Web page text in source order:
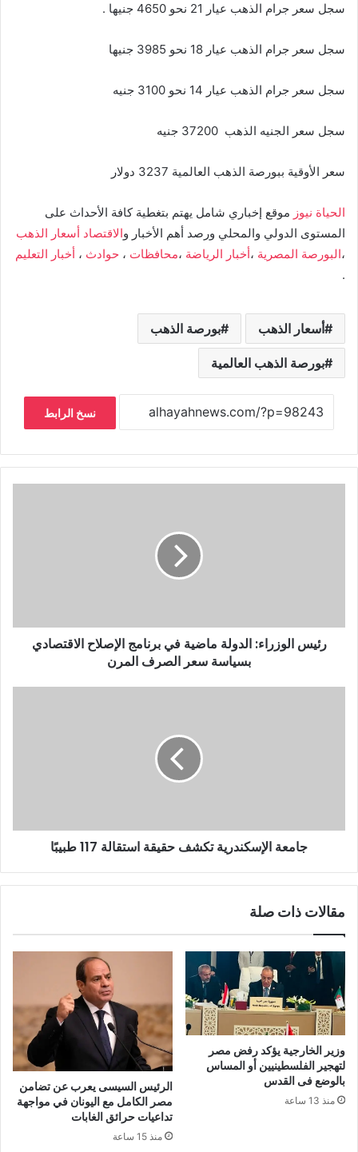
سجل سعر جرام الذهب عيار 21 نحو 4650 جنيها .
سجل سعر جرام الذهب عيار 18 نحو 3985 جنيها
سجل سعر جرام الذهب عيار 14 نحو 3100 جنيه
سجل سعر الجنيه الذهب 37200 جنيه
سعر الأوقية ببورصة الذهب العالمية 3237 دولار
الحياة نيوز موقع إخباري شامل يهتم بتغطية كافة الأحداث على
المستوى الدولي والمحلي ورصد أهم الأخبار والاقتصاد أسعار الذهب
،البورصة المصرية ،أخبار الرياضة ،محافظات ، حوادث ، أخبار التعليم
.
أسعار الذهب بورصة الذهب
بورصة الذهب العالمية
نسخ الرابط
رئيس الوزراء: الدولة ماضية في برنامج الإصلاح الاقتصادي
بسياسة سعر الصرف المرن
جامعة الإسكندرية تكشف حقيقة استقالة 117 طبيبًا
مقالات ذات صلة
وزير الخارجية يؤكد رفض مصر
لتهجير الفلسطينيين أو المساس
بالوضع فى القدس
منذ 13 ساعة
الرئيس السيسى يعرب عن تضامن
مصر الكامل مع اليونان في مواجهة
تداعيات حرائق الغابات
منذ 15 ساعة